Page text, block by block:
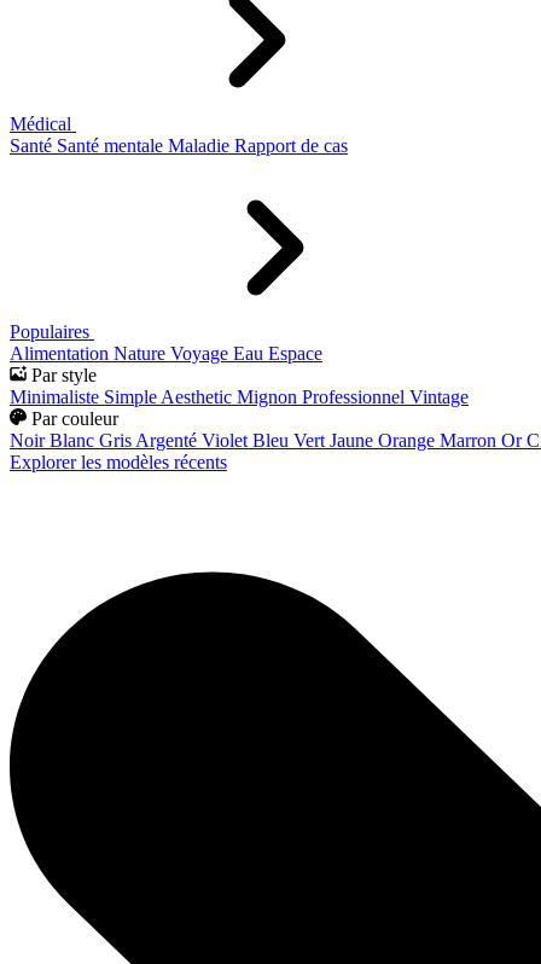
Médical
Santé Santé mentale Maladie Rapport de cas
Populaires
Alimentation Nature Voyage Eau Espace
Par style
Minimaliste Simple Aesthetic Mignon Professionnel Vintage
Par couleur
Noir Blanc Gris Argenté Violet Bleu Vert Jaune Orange Marron Or
Explorer les modèles récents